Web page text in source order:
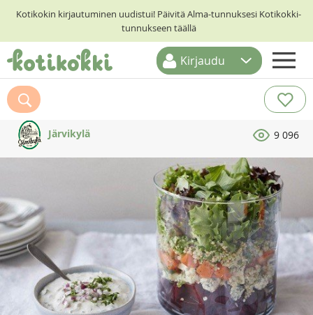
Kotikokin kirjautuminen uudistui! Päivitä Alma-tunnuksesi Kotikokki-
tunnukseen täällä
ETUSIVU
RESEPTIHAKU
RUOKATEEMAT
Kirjaudu
Järvikylä 9 096